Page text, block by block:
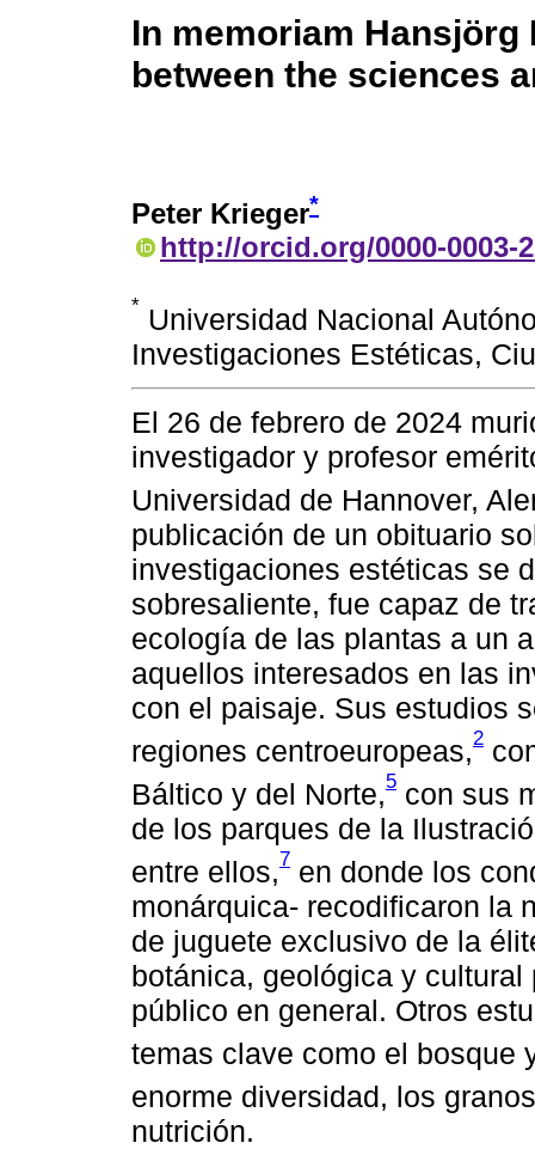
In memoriam
between the sciences
Peter Krieger*
http://orcid.org/0000-0003-
* Universidad Nacional
Investigaciones Estéticas,
El 26 de febrero de 2024
investigador y profesor
Universidad de Hannover,
publicación de un obituario
investigaciones estéticas se
sobresaliente, fue capaz de
ecología de las plantas a un
aquellos interesados en las
con el paisaje. Sus estudios
regiones centroeuropeas,2
Báltico y del Norte,5 con sus
de los parques de la
entre ellos,7 en donde los
monárquica- recodificaron la
de juguete exclusivo de la
botánica, geológica y
público en general. Otros
temas clave como el bosque
enorme diversidad, los
nutrición.